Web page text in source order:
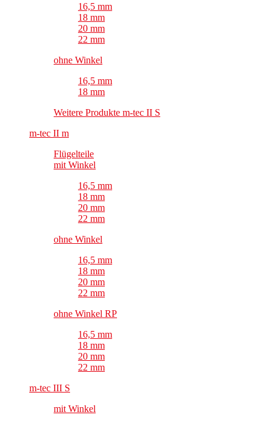
16,5 mm
18 mm
20 mm
22 mm
ohne Winkel
16,5 mm
18 mm
Weitere Produkte m-tec II S
m-tec II m
Flügelteile
mit Winkel
16,5 mm
18 mm
20 mm
22 mm
ohne Winkel
16,5 mm
18 mm
20 mm
22 mm
ohne Winkel RP
16,5 mm
18 mm
20 mm
22 mm
m-tec III S
mit Winkel